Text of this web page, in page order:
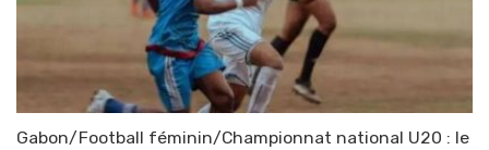
Gabon/Football féminin/Championnat national U20 : le